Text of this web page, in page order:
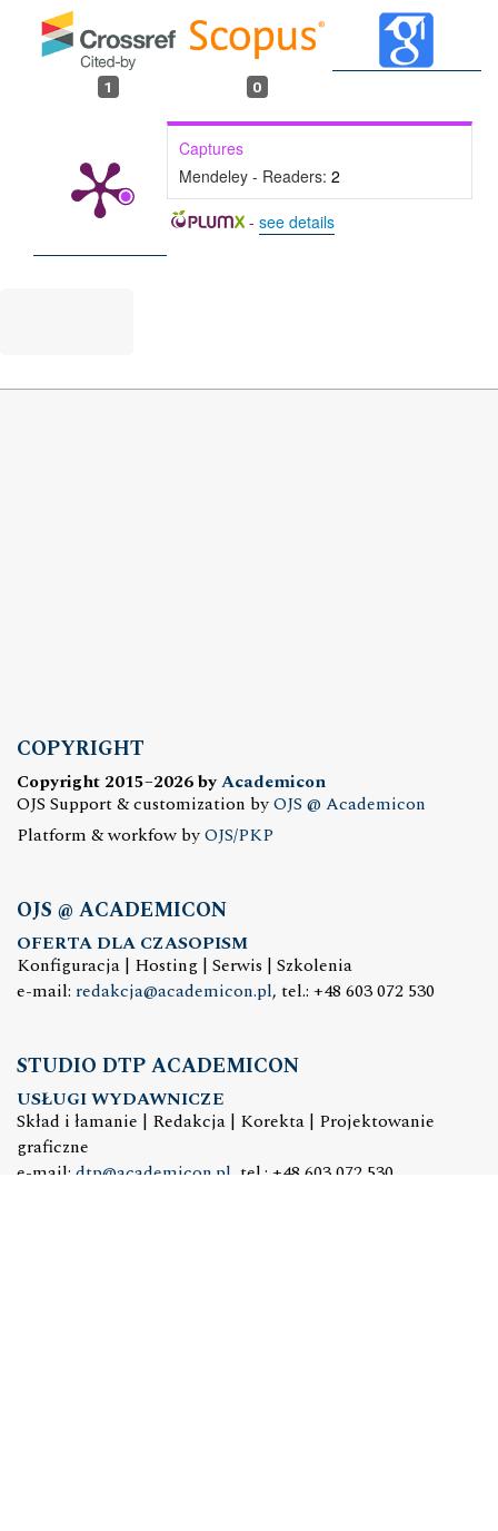
1 0
Captures
Mendeley - Readers: 2
- see details
COPYRIGHT
Copyright 2015–2026 byAcademicon
OJS Support & customization byOJS @ Academicon
Platform & workfow byOJS/PKP
OJS @ ACADEMICON
OFERTA DLA CZASOPISM
Konfiguracja | Hosting | Serwis | Szkolenia
e-mail: redakcja@academicon.pl, tel.: +48 603 072 530
STUDIO DTP ACADEMICON
USŁUGI WYDAWNICZE
Skład i łamanie | Redakcja | Korekta | Projektowanie
graficzne
e-mail: dtp@academicon.pl , tel.: +48 603 072 530